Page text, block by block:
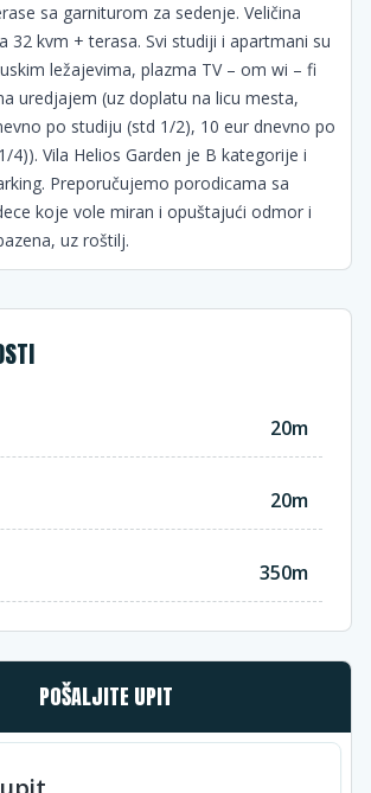
sa garniturom za sedenje. Veličina
32 kvm + terasa. Svi studiji i apartmani su
ležajevima, plazma TV – om wi – fi
uredjajem (uz doplatu na licu mesta,
po studiju (std 1/2), 10 eur dnevno po
4)). Vila Helios Garden je B kategorije i
Preporučujemo porodicama sa
koje vole miran i opuštajući odmor i
uz roštilj.
20m
20m
350m
POŠALJITE UPIT